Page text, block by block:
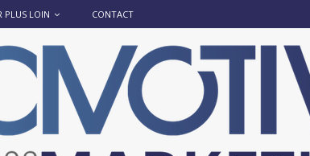
PLUS LOIN CONTACT